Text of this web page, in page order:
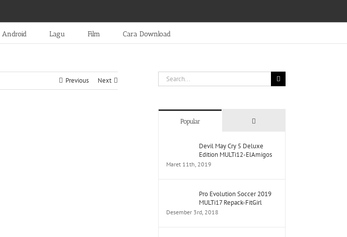
Android Lagu Film Cara Download
Previous Next
Search
for:
Popular Comments
Devil May Cry 5 Deluxe
Edition MULTi12-ElAmigos
Maret 11th, 2019
Pro Evolution Soccer 2019
MULTi17 Repack-FitGirl
Desember 3rd, 2018